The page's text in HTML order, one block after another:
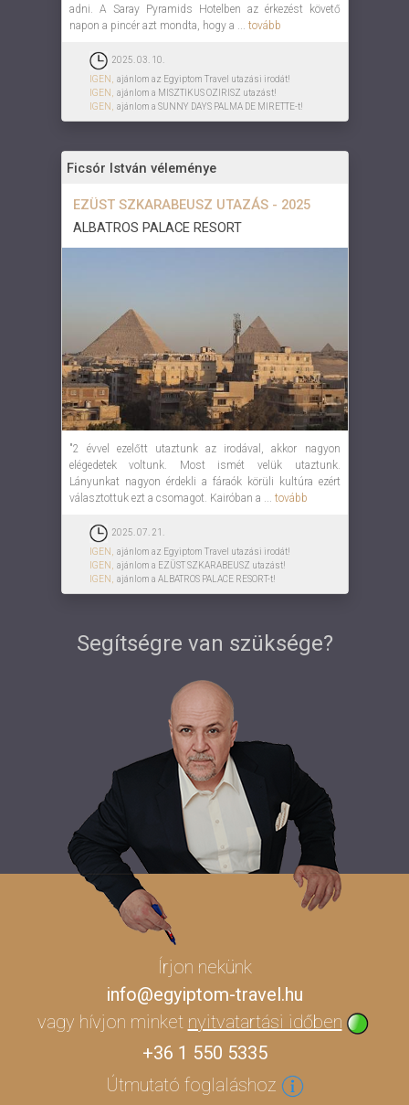
adni. A Saray Pyramids Hotelben az érkezést követő
napon a pincér azt mondta, hogy a ... tovább
2025. 03. 10.
IGEN,
ajánlom az Egyiptom Travel utazási irodát!
IGEN,
ajánlom a MISZTIKUS OZIRISZ utazást!
IGEN,
ajánlom a SUNNY DAYS PALMA DE MIRETTE-t!
Ficsór István véleménye
EZÜST SZKARABEUSZ UTAZÁS - 2025
ALBATROS PALACE RESORT
"2 évvel ezelőtt utaztunk az irodával, akkor nagyon
elégedetek voltunk. Most ismét velük utaztunk.
Lányunkat nagyon érdekli a fáraók körüli kultúra ezért
választottuk ezt a csomagot. Kairóban a ... tovább
2025. 07. 21.
IGEN,
ajánlom az Egyiptom Travel utazási irodát!
IGEN,
ajánlom a EZÜST SZKARABEUSZ utazást!
IGEN,
ajánlom a ALBATROS PALACE RESORT-t!
Segítségre van szüksége?
Írjon nekünk
info@egyiptom-travel.hu
vagy hívjon minket nyitvatartási időben
+36 1 550 5335
Útmutató foglaláshoz